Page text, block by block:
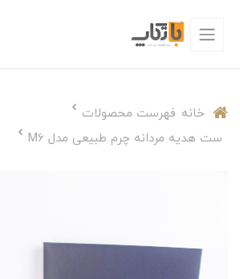
خانه فهرست محصولات
ست هدیه مردانه چرم طبیعی مدل M6